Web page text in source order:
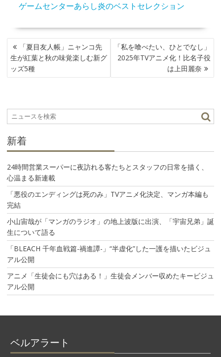
ゲームセンターあらし炎のベストセレクション
投
稿
ナ
ビ
シ
ョ
「夏目友人帳」ニャンコ先
生が紅葉と秋の味覚楽しむ新グ
ッズ5種
「私を喰べたい、ひとでなし」
2025年TVアニメ化！比名子役
は上田麗奈
新着
24時間営業スーパーに夜訪れる客たちとスタッフの日常を描く、
心温まる新連載
「悪役のエンディングは死のみ」TVアニメ化決定、マンガ本編も
完結
小山宙哉が「マンガのラジオ」の地上波版に出演、「宇宙兄弟」誕
生について語る
「BLEACH 千年血戦篇-禍進譚-」“半虚化”した一護を描いたビジュ
アル公開
アニメ「生徒会にも穴はある！」生徒会メンバー収めたキービジュ
アル公開
ベルアラート